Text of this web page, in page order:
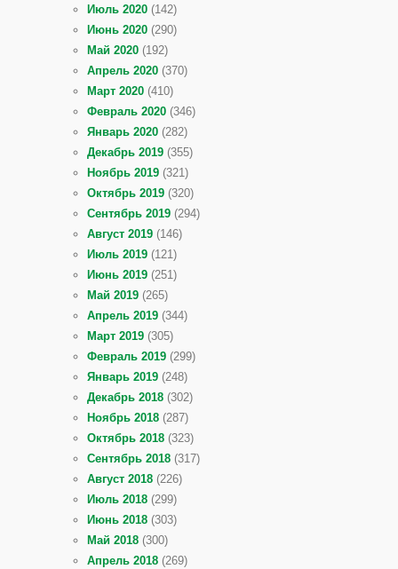
Июль 2020 (142)
Июнь 2020 (290)
Май 2020 (192)
Апрель 2020 (370)
Март 2020 (410)
Февраль 2020 (346)
Январь 2020 (282)
Декабрь 2019 (355)
Ноябрь 2019 (321)
Октябрь 2019 (320)
Сентябрь 2019 (294)
Август 2019 (146)
Июль 2019 (121)
Июнь 2019 (251)
Май 2019 (265)
Апрель 2019 (344)
Март 2019 (305)
Февраль 2019 (299)
Январь 2019 (248)
Декабрь 2018 (302)
Ноябрь 2018 (287)
Октябрь 2018 (323)
Сентябрь 2018 (317)
Август 2018 (226)
Июль 2018 (299)
Июнь 2018 (303)
Май 2018 (300)
Апрель 2018 (269)